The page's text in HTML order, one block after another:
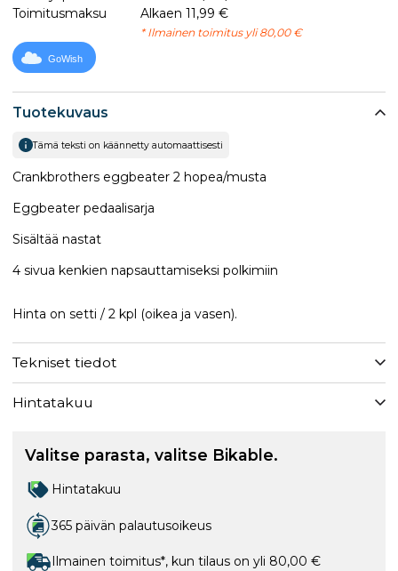
Tuotekuvaus
Tämä teksti on käännetty automaattisesti
Crankbrothers eggbeater 2 hopea/musta
Eggbeater pedaalisarja
Sisältää nastat
4 sivua kenkien napsauttamiseksi polkimiin
Hinta on setti / 2 kpl (oikea ja vasen).
Tekniset tiedot
Hintatakuu
Toimitusmaksu
Alkaen 11,99 €
* Ilmainen toimitus yli 80,00 €
GoWish
Valitse parasta, valitse Bikable.
Hintatakuu
365 päivän palautusoikeus
Ilmainen toimitus*, kun tilaus on yli 80,00 €